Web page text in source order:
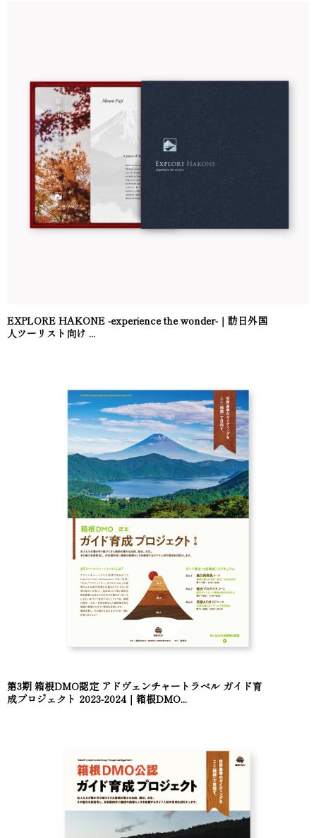
EXPLORE HAKONE -experience the wonder-｜訪日外国
人ツーリスト向け ...
第3期 箱根DMO認定 アドヴェンチャートラベル ガイド育
成プロジェクト 2023-2024｜箱根DMO...